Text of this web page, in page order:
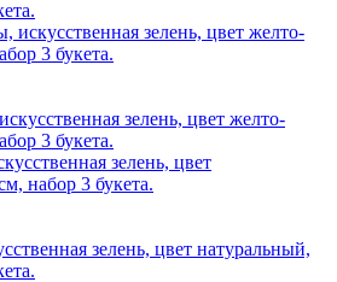
зелень, цвет желто-
3 букета.
зелень, цвет натуральный,